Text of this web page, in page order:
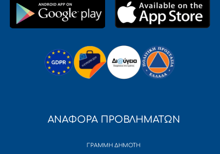
ΑΝΑΦΟΡΑ ΠΡΟΒΛΗΜΑΤΩΝ
ΓΡΑΜΜΗ ΔΗΜΟΤΗ